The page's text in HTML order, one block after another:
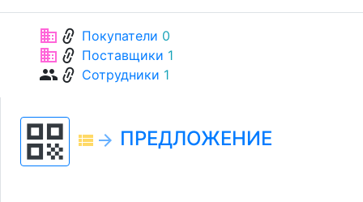
businesslink Покупатели 0
businesslink Поставщики 1
grouplink Сотрудники 1
qr_code view_list arrow_forward ПРЕДЛОЖЕНИЕ